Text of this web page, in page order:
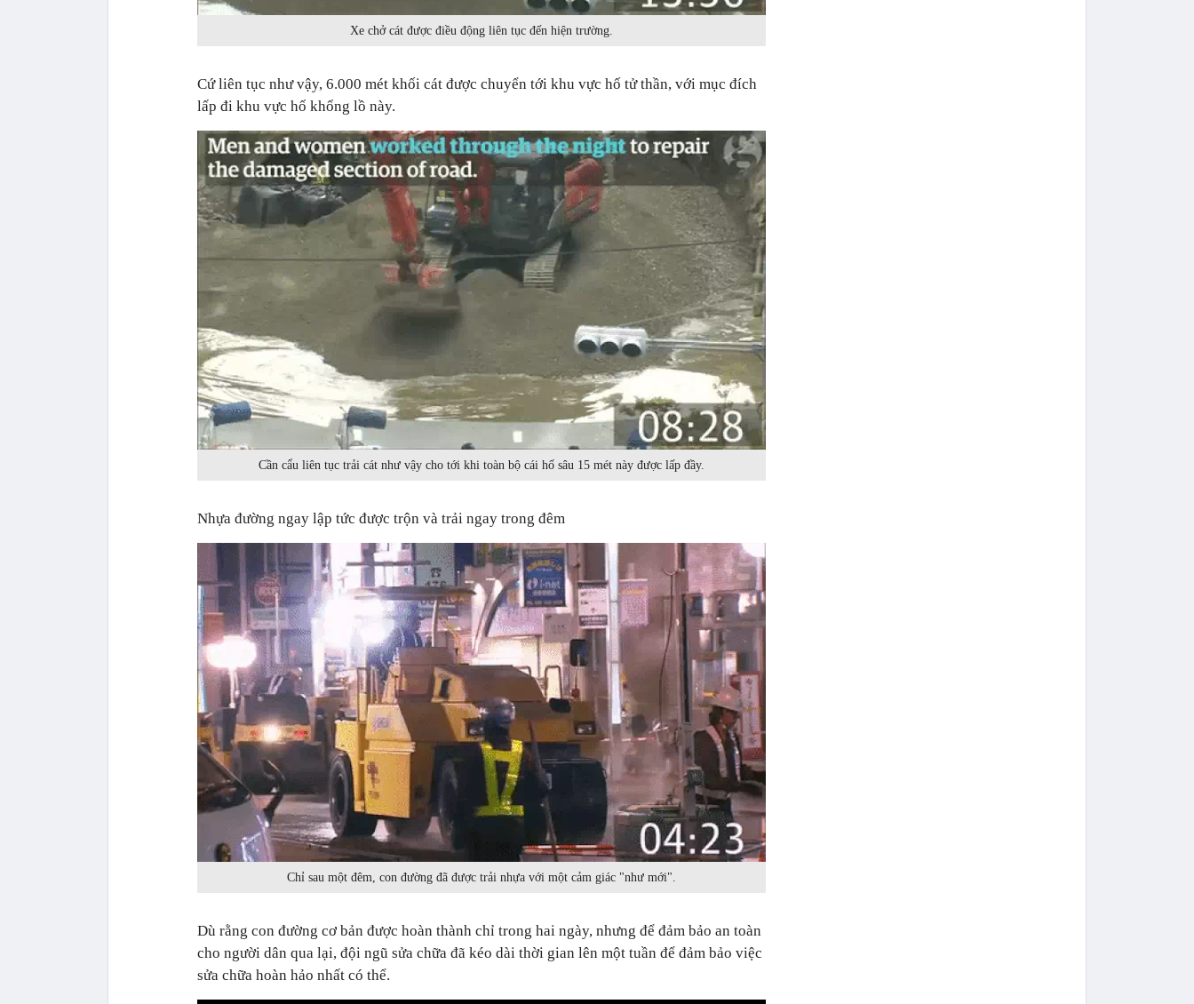
Xe chở cát được điều động liên tục đến hiện trường.
Cứ liên tục như vậy, 6.000 mét khối cát được chuyển tới khu vực hố tử thần, với mục đích
lấp đi khu vực hố khổng lồ này.
Cần cẩu liên tục trải cát như vậy cho tới khi toàn bộ cái hố sâu 15 mét này được lấp đầy.
Nhựa đường ngay lập tức được trộn và trải ngay trong đêm
Chỉ sau một đêm, con đường đã được trải nhựa với một cảm giác "như mới".
Dù rằng con đường cơ bản được hoàn thành chỉ trong hai ngày, nhưng để đảm bảo an toàn
cho người dân qua lại, đội ngũ sửa chữa đã kéo dài thời gian lên một tuần để đảm bảo việc
sửa chữa hoàn hảo nhất có thể.